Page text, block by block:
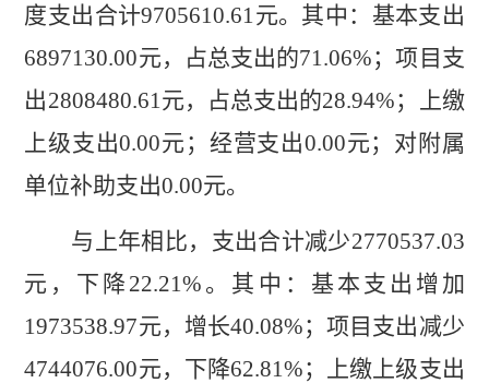
度支出合计9705610.61 元。其中： 基本支出
6897130.00元，占总支出的71.06%；项目支
出2808480.61 元，占总支出的28.94%；上缴
上级支出0.00元 ；经营支出0.00元；对附属
单位补助支出0.00元。
与上年相比，支出合计减少2770537.03
元， 下降 22.21% 。其中： 基本支出 增加
1973538.97元，增长40.08%；项目支出减少
4744076.00元， 下降62.81%；上缴上级支出